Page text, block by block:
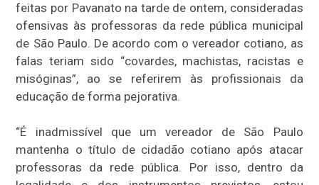
feitas por Pavanato na tarde de ontem, consideradas
ofensivas às professoras da rede pública municipal
de São Paulo. De acordo com o vereador cotiano, as
falas teriam sido “covardes, machistas, racistas e
misóginas”, ao se referirem às profissionais da
educação de forma pejorativa.
“É inadmissível que um vereador de São Paulo
mantenha o título de cidadão cotiano após atacar
professoras da rede pública. Por isso, dentro da